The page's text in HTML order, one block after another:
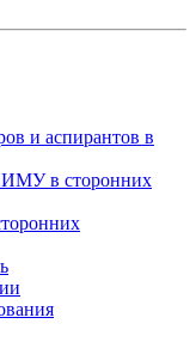
и аспирантов в
в сторонних